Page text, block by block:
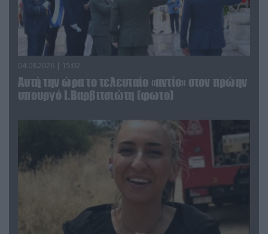
04.08.2026 | 15:02
Αυτή την ώρα το τελευταίο «αντίο» στον πρώην
υπουργό Ι.Βαρβιτσιώτη (φωτο)